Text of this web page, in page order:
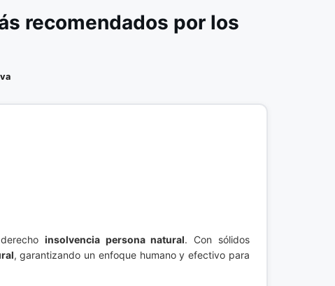
recomendados por los
insolvencia persona natural. Con sólidos
, garantizando un enfoque humano y efectivo para